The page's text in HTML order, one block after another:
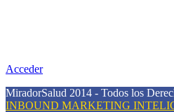
Acceder
MiradorSalud 2014 - Todos los
INBOUND MARKETING